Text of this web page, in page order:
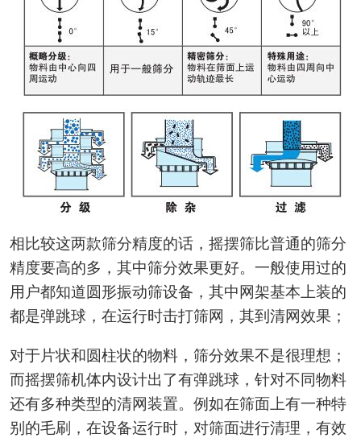
相比较这两款筛分精度的话，摇摆筛比普通的筛分
精度要高的多，其中筛分效果更好。一般使用过的
用户都知道圆形振动筛设备，其中网架基本上装的
都是弹跳球，在运行时击打筛网，其到清网效果；
对于片状和圆柱状的物料，筛分效果不是很理想；
而摇摆筛机体内设计出了有弹跳球，针对不同物料
还有多种类型的清网装置。例如在筛面上有一种特
别的毛刷，在设备运行时，对筛面进行清理，有效